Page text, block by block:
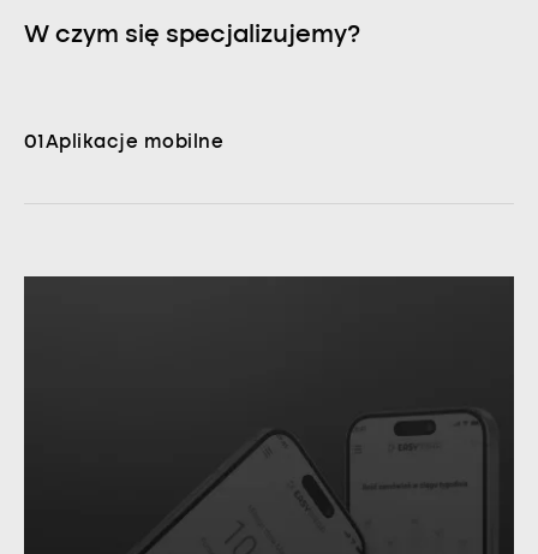
W czym się specjalizujemy?
01 Aplikacje mobilne